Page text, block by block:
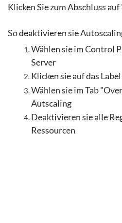
Klicken Sie zum Abschluss auf
​So deaktivieren sie
Wählen sie im Control
Server
Klicken sie auf das
Wählen sie im Tab
Autscaling
Deaktivieren sie alle
Ressourcen